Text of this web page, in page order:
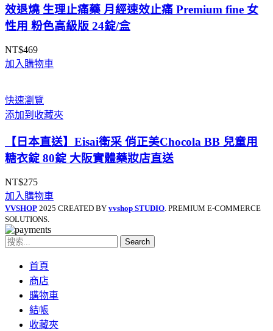
效退燒 生理止痛藥 月經速效止痛 Premium fine 女
性用 粉色高級版 24錠/盒
NT$469
加入購物車
快速瀏覽
添加到收藏夾
【日本直送】Eisai衛采 俏正美Chocola BB 兒童用
糖衣錠 80錠 大阪實體藥妝店直送
NT$275
加入購物車
VVSHOP 2025 CREATED BY vvshop STUDIO . PREMIUM E-COMMERCE
SOLUTIONS.
Search
首頁
商店
購物車
結帳
收藏夾